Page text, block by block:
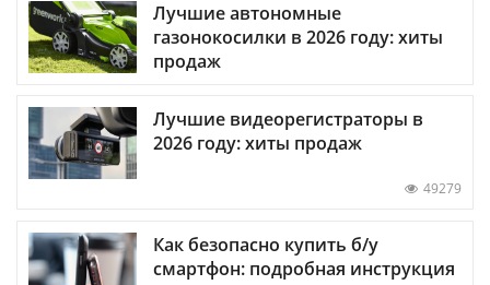
Лучшие автономные
газонокосилки в 2026 году: хиты
продаж
Лучшие видеорегистраторы в
2026 году: хиты продаж
49279
Как безопасно купить б/у
смартфон: подробная инструкция